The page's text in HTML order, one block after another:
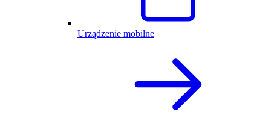
Urządzenie mobilne